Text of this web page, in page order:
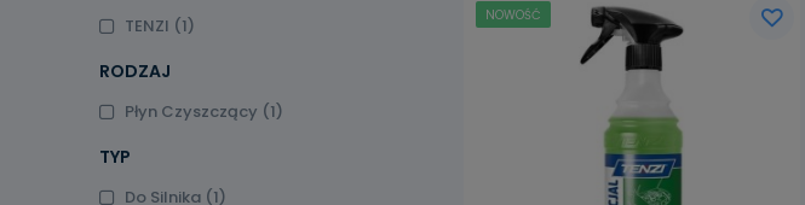
TENZI (1)
RODZAJ
Płyn Czyszczący (1)
TYP
Do Silnika (1)
NOWOŚĆ